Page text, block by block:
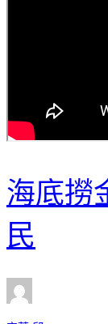
海底撈
民